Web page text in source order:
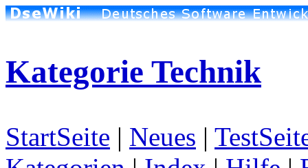
Kategorie Technik
StartSeite | Neues |